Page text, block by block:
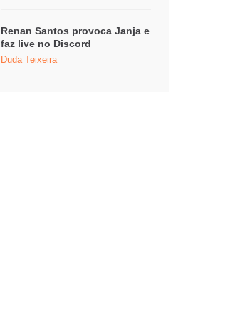
Renan Santos provoca Janja e
faz live no Discord
Duda Teixeira